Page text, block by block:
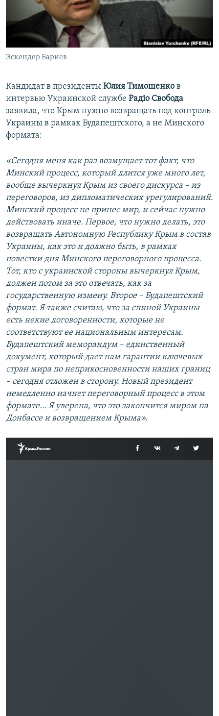
Эскендер Бариев
Кандидат в президенты Юлия Тимошенко в
интервью Украинской службе Радіо Свобода
заявила, что Крым нужно возвращать под контроль
Украины в рамках Будапештского, а не Минского
формата:
«Сегодня меня как раз возмущает тот факт, что
Минский процесс, который длится уже много лет,
вообще вычеркнул Крым из своего дискурса – из
переговоров, из дипломатических урегулирований.
Минский процесс не принес мир, и сейчас нужно
действовать иначе. Первое, что нужно делать, это
возвращать Автономную Республику Крым в состав
Украины, как это и должно быть, в рамках
повестки дня Минского переговорного процесса.
Тот, кто с украинской стороны вычеркнул Крым,
должен потом за это отвечать, как за
государственную измену. Второе – Будапештский
формат. Я также считаю, что за спиной Украины
есть некие договоренности, которые не
соответствуют ее национальным интересам.
Будапештский меморандум – единственный
документ, который дает нам гарантии ключевых
стран мира по неприкосновенности наших границ
– сегодня отложен в сторону. Новый президент
немедленно начнет переговорный процесс в этом
формате… Я уверена, что это закончится миром на
Донбассе и возвращением Крыма».